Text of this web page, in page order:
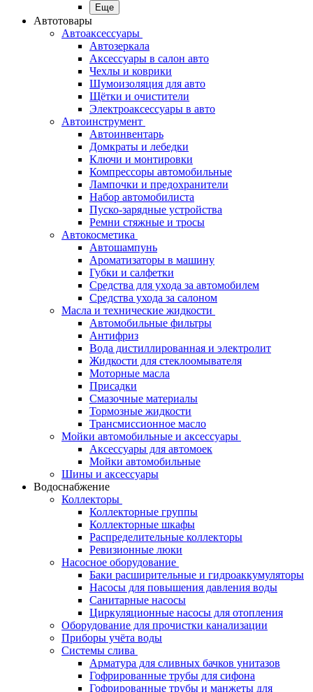
Еще
Автотовары
Автоаксессуары
Автозеркала
Аксессуары в салон авто
Чехлы и коврики
Шумоизоляция для авто
Щётки и очистители
Электроаксессуары в авто
Автоинструмент
Автоинвентарь
Домкраты и лебедки
Ключи и монтировки
Компрессоры автомобильные
Лампочки и предохранители
Набор автомобилиста
Пуско-зарядные устройства
Ремни стяжные и тросы
Автокосметика
Автошампунь
Ароматизаторы в машину
Губки и салфетки
Средства для ухода за автомобилем
Средства ухода за салоном
Масла и технические жидкости
Автомобильные фильтры
Антифриз
Вода дистиллированная и электролит
Жидкости для стеклоомывателя
Моторные масла
Присадки
Смазочные материалы
Тормозные жидкости
Трансмиссионное масло
Мойки автомобильные и аксессуары
Аксессуары для автомоек
Мойки автомобильные
Шины и аксессуары
Водоснабжение
Коллекторы
Коллекторные группы
Коллекторные шкафы
Распределительные коллекторы
Ревизионные люки
Насосное оборудование
Баки расширительные и гидроаккумуляторы
Насосы для повышения давления воды
Санитарные насосы
Циркуляционные насосы для отопления
Оборудование для прочистки канализации
Приборы учёта воды
Системы слива
Арматура для сливных бачков унитазов
Гофрированные трубы для сифона
Гофрированные трубы и манжеты для